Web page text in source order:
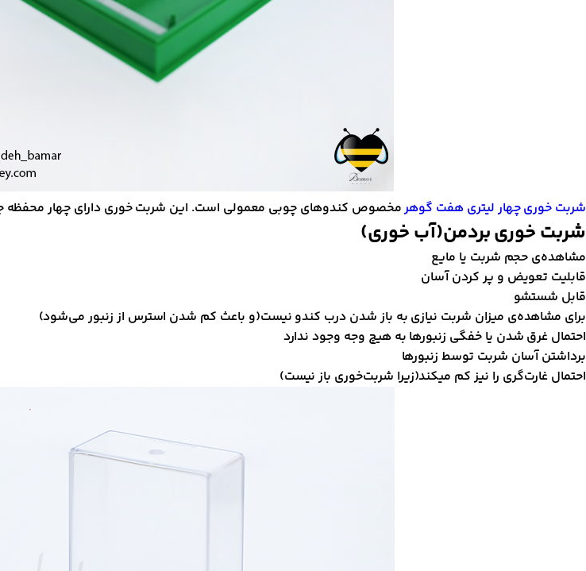
شربت خوری چهار لیتری هفت گوهرمخصوص کندوهای چوبی معمولی است. این شربت خوری دارای چهار
شربت خوری بردمن(آب خوری)
مشاهده‌ی حجم شربت یا مایع
قابلیت تعویض و پر کردن آسان
قابل شستشو
برای مشاهده‌ی میزان شربت نیازی به باز شدن درب کندو نیست(و باعث کم شدن استرس از زنبور می‌شود)
احتمال غرق شدن یا خفگی زنبور‌ها به هیچ وجه وجود ندارد
برداشتن آسان شربت توسط زنبورها
احتمال غارت‌گری را نیز کم میکند(زیرا شربت‌خوری باز نیست)